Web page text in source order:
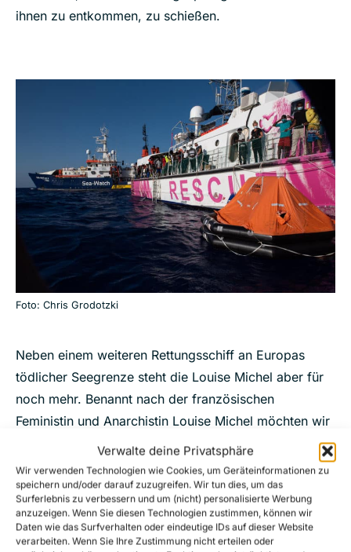
Verwalte deine Privatsphäre
Wir verwenden Technologien wie Cookies, um Geräteinformationen zu
speichern und/oder darauf zuzugreifen. Wir tun dies, um das
Surferlebnis zu verbessern und um (nicht) personalisierte Werbung
anzuzeigen. Wenn Sie diesen Technologien zustimmen, können wir
Daten wie das Surfverhalten oder eindeutige IDs auf dieser Website
verarbeiten. Wenn Sie Ihre Zustimmung nicht erteilen oder
ihnen zu entkommen, zu schießen.
Foto: Chris Grodotzki
Neben einem weiteren Rettungsschiff an Europas
tödlicher Seegrenze steht die Louise Michel aber für
noch mehr. Benannt nach der französischen
Feministin und Anarchistin Louise Michel möchten wir
darauf aufmerksam machen, dass sich verschiedene
Formen von Unterdrückungen und Ungerechtigkeiten
ineinander verschränken. Rassistische Grenzpolitik,
sexistische Strukturen und eine kapitalistische
Verwertungslogik können nicht getrennt voneinander